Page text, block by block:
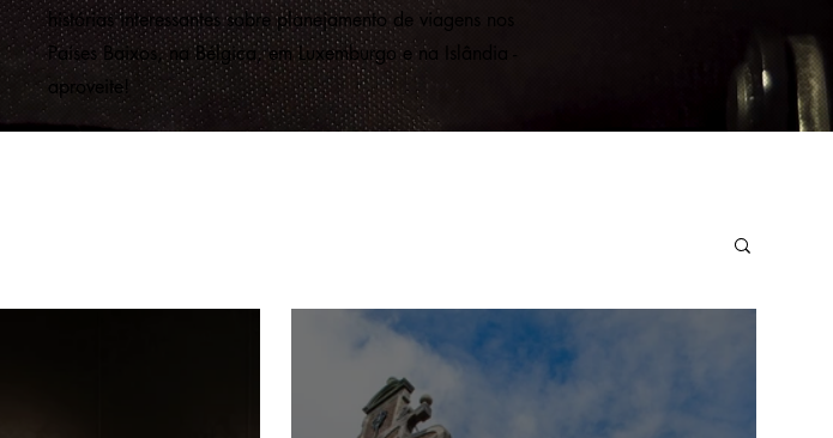
histórias interessantes sobre planejamento de viagens nos
Países Baixos, na Bélgica, em Luxemburgo e na Islândia -
aproveite!